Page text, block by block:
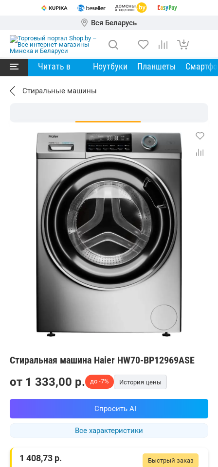
Вся Беларусь
Читать в Ноутбуки Планшеты
Стиральные машины
Стиральная машина Haier HW70-BP12969ASE
Все характеристики
от 1 333,00 p. до -7% История цены
Спросить AI
Быстрый заказ
1 408,73 р.